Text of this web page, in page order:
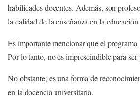
habilidades docentes. Además, son
la calidad de la enseñanza en la
Es importante mencionar que el
Por lo tanto, no es imprescindible para
No obstante, es una forma de
en la docencia universitaria.